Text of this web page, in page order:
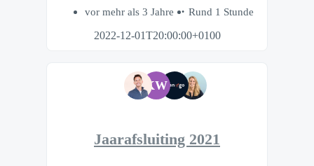
vor mehr als 3 Jahre
Rund 1 Stunde
2022-12-01T20:00:00+0100
KW
Jaarafsluiting 2021